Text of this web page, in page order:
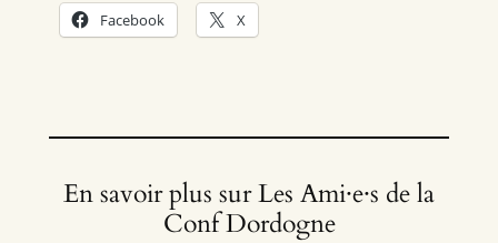
Facebook X
En savoir plus sur Les Ami·e·s de la
Conf Dordogne